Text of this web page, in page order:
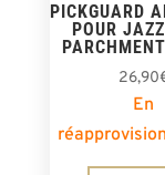
PICKGUARD
POUR
26,90
En